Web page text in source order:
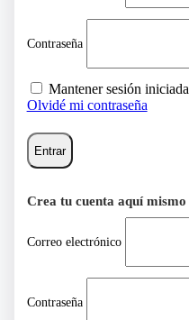
Contraseña
Mantener sesión iniciada
Olvidé mi contraseña
Entrar
Crea tu cuenta aquí mismo
Correo electrónico
Contraseña